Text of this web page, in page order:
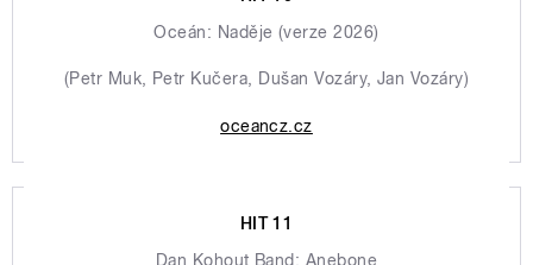
Oceán: Naděje (verze 2026)
(Petr Muk, Petr Kučera, Dušan Vozáry, Jan Vozáry)
oceancz.cz
HIT 11
Dan Kohout Band: Anebone